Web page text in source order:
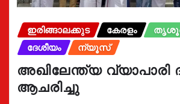
ഇരിങ്ങാലക്കുട കേരളം
ദേശീയം
ന്യൂസ്
അഖിലേന്ത്യ വ്യാപാരി
ആചരിച്ചു